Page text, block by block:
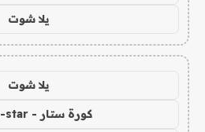
يلا شوت
يلا شوت
كورة ستار - koora-star